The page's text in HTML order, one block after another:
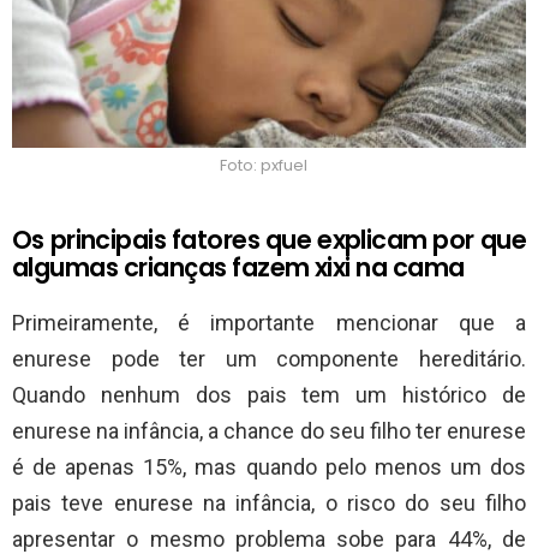
Foto: pxfuel
Os principais fatores que explicam por que
algumas crianças fazem xixi na cama
Primeiramente, é importante mencionar que a
enurese pode ter um componente hereditário.
Quando nenhum dos pais tem um histórico de
enurese na infância, a chance do seu filho ter enurese
é de apenas 15%, mas quando pelo menos um dos
pais teve enurese na infância, o risco do seu filho
apresentar o mesmo problema sobe para 44%, de